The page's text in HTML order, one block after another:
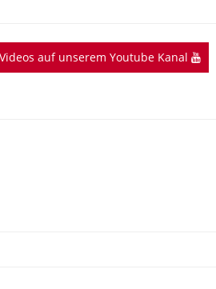
auf unserem Youtube Kanal